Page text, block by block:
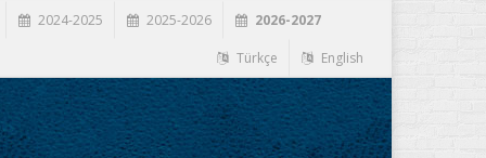
2024-2025 2025-2026 2026-2027
Türkçe English